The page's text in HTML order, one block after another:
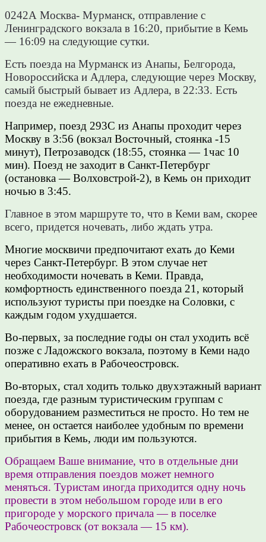
0242А Москва- Мурманск, отправление с
Ленинградского вокзала в 16:20, прибытие в Кемь
— 16:09 на следующие сутки.
Есть поезда на Мурманск из Анапы, Белгорода,
Новороссийска и Адлера, следующие через Москву,
самый быстрый бывает из Адлера, в 22:33. Есть
поезда не ежедневные.
Например, поезд 293С из Анапы проходит через
Москву в 3:56 (вокзал Восточный, стоянка -15
минут), Петрозаводск (18:55, стоянка — 1час 10
мин). Поезд не заходит в Санкт-Петербург
(остановка — Волховстрой-2), в Кемь он приходит
ночью в 3:45.
Главное в этом маршруте то, что в Кеми вам, скорее
всего, придется ночевать, либо ждать утра.
Многие москвичи предпочитают ехать до Кеми
через Санкт-Петербург. В этом случае нет
необходимости ночевать в Кеми. Правда,
комфортность единственного поезда 21, который
используют туристы при поездке на Соловки, с
каждым годом ухудшается.
Во-первых, за последние годы он стал уходить всё
позже с Ладожского вокзала, поэтому в Кеми надо
оперативно ехать в Рабочеостровск.
Во-вторых, стал ходить только двухэтажный вариант
поезда, где разным туристическим группам с
оборудованием разместиться не просто. Но тем не
менее, он остается наиболее удобным по времени
прибытия в Кемь, люди им пользуются.
Обращаем Ваше внимание, что в отдельные дни
время отправления поездов может немного
меняться. Туристам иногда приходится одну ночь
провести в этом небольшом городе или в его
пригороде у морского причала — в поселке
Рабочеостровск (от вокзала — 15 км).